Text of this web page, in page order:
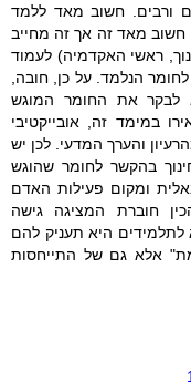
ורבים. חשוב מאד ללמד
חשוב מאד זה אך זה מחייב
ראשי האקדמיה) לעמוד
הנלמד. על כן, חובה,
לבקר את החומר המוגש
במימד זה, אובייקטיבי
והערך המדעי. לכן יש
בהקשר לחומר שהוגש
ומקום פעילות האדם
חוברת המציגה גישה
היא תעניק להם
אלא גם של התייחסות